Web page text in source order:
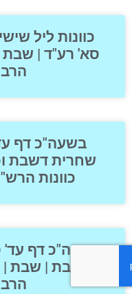
כוונות ליל
סא' רע"ד | שבת |
הרב
בשעה"כ דף עד'
שחרית דשבת
כוונות
בשעה"כ דף עד'
השבת | שבת |
הרב